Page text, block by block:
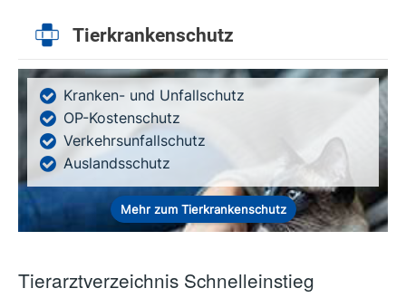
Tierkrankenschutz
Kranken- und Unfallschutz
OP-Kostenschutz
Verkehrsunfallschutz
Auslandsschutz
Mehr zum Tierkrankenschutz
Tierarztverzeichnis Schnelleinstieg